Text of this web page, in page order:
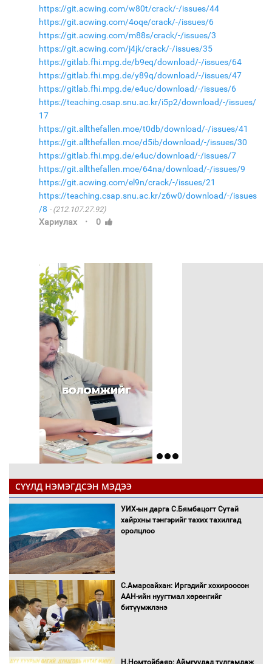
https://git.acwing.com/w80t/crack/-/issues/44
https://git.acwing.com/4oqe/crack/-/issues/6
https://git.acwing.com/m88s/crack/-/issues/3
https://git.acwing.com/j4jk/crack/-/issues/35
https://gitlab.fhi.mpg.de/b9eq/download/-/issues/64
https://gitlab.fhi.mpg.de/y89q/download/-/issues/47
https://gitlab.fhi.mpg.de/e4uc/download/-/issues/6
https://teaching.csap.snu.ac.kr/i5p2/download/-/issues/
17
https://git.allthefallen.moe/t0db/download/-/issues/41
https://git.allthefallen.moe/d5ib/download/-/issues/30
https://gitlab.fhi.mpg.de/e4uc/download/-/issues/7
https://git.allthefallen.moe/64na/download/-/issues/9
https://git.acwing.com/el9n/crack/-/issues/21
https://teaching.csap.snu.ac.kr/z6w0/download/-/issues
/8
(212.107.27.92)
Хариулах · 0
СҮҮЛД НЭМЭГДСЭН МЭДЭЭ
УИХ-ын дарга С.Бямбацогт Сутай
хайрхны тэнгэрийг тахих тахилгад
оролцлоо
С.Амарсайхан: Иргэдийг хохироосон
ААН-ийн нуугтмал хөрөнгийг
битүүмжлэнэ